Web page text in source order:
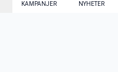
KAMPANJER NYHETER